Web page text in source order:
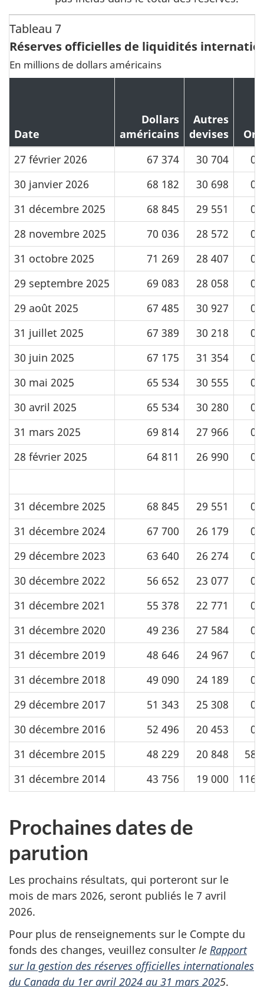
Tableau 7
Réserves officielles de liquidités
En millions de dollars américains
Date
Dollars
américains
Autres
devises
Or
27 février 2026
67 374 30 704
0
30 janvier 2026
68 182 30 698
0
31 décembre 2025
68 845 29 551
0
28 novembre 2025
70 036 28 572
0
31 octobre 2025
71 269 28 407
0
29 septembre 2025
69 083 28 058
0
29 août 2025
67 485 30 927
0
31 juillet 2025
67 389 30 218
0
30 juin 2025
67 175 31 354
0
30 mai 2025
65 534 30 555
0
30 avril 2025
65 534 30 280
0
31 mars 2025
69 814 27 966
0
28 février 2025
64 811 26 990 0
31 décembre 2025 68 845 29 551
0
31 décembre 2024
67 700 26 179
0
29 décembre 2023
63 640 26 274
0
30 décembre 2022
56 652 23 077
0
31 décembre 2021
55 378 22 771
0
31 décembre 2020
49 236 27 584
0
31 décembre 2019
48 646 24 967
0
31 décembre 2018
49 090 24 189
0
29 décembre 2017
51 343 25 308
0
30 décembre 2016
52 496 20 453
0
31 décembre 2015
48 229 20 848
58
31 décembre 2014
43 756 19 000 116
Prochaines dates de
parution
Les prochains résultats, qui porteront sur le
mois de mars 2026, seront publiés le 7 avril
2026.
Pour plus de renseignements sur le Compte du
fonds des changes, veuillez consulter le Rapport
sur la gestion des réserves officielles internationales
du Canada du 1er avril 2024 au 31 mars 2025.